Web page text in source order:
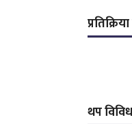
थप